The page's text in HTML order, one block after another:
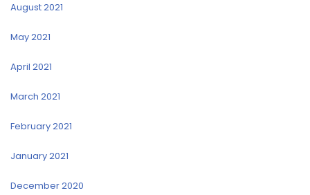
August 2021
May 2021
April 2021
March 2021
February 2021
January 2021
December 2020